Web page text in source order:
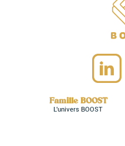
Famille BOOST
L'univers BOOST